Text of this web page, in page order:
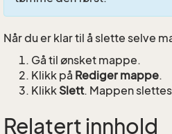
Når du er klar til å slette selve
Gå til ønsket mappe.
Klikk på Rediger mappe.
Klikk Slett. Mappen
Relatert innhold